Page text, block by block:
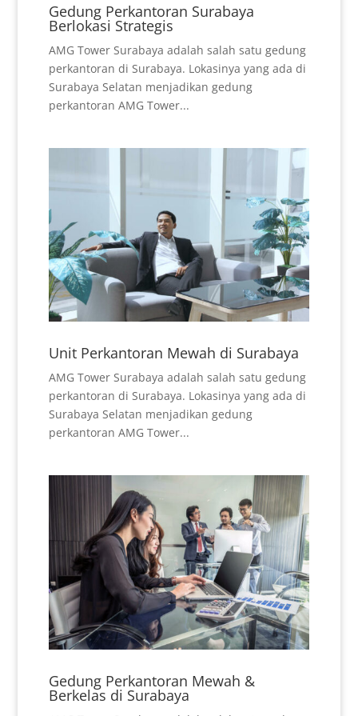
Gedung Perkantoran Surabaya
Berlokasi Strategis
AMG Tower Surabaya adalah salah satu gedung
perkantoran di Surabaya. Lokasinya yang ada di
Surabaya Selatan menjadikan gedung
perkantoran AMG Tower...
Unit Perkantoran Mewah di Surabaya
AMG Tower Surabaya adalah salah satu gedung
perkantoran di Surabaya. Lokasinya yang ada di
Surabaya Selatan menjadikan gedung
perkantoran AMG Tower...
Gedung Perkantoran Mewah &
Berkelas di Surabaya